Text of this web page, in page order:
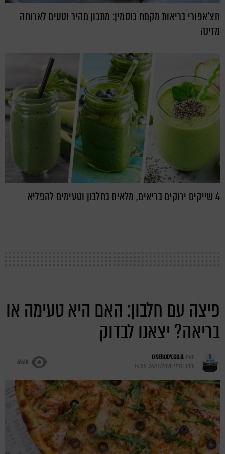
חצ'אפורי בריאות מקמח כוסמין: מתכון מהיר וטעים לארוחה
מזינה
4 שייקים ירוקים בריאים, מלאים בחלבון וטעימים להפליא
פיצה עם חלבון: האם היא טעימה או
בריאה? יצאנו לבדוק
מאתONEBODY.CO.IL
עודכן לפני 26/11/2020, 14:59
69.6k